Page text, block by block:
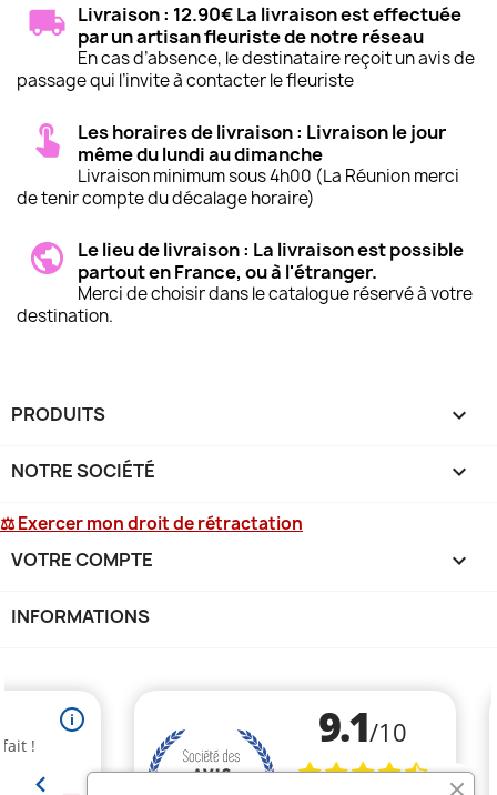
Livraison : 12.90€ La livraison est effectuée
par un artisan fleuriste de notre réseau
En cas d’absence, le destinataire reçoit un avis de
passage qui l’invite à contacter le fleuriste
Les horaires de livraison : Livraison le jour
même du lundi au dimanche
Livraison minimum sous 4h00 (La Réunion merci
de tenir compte du décalage horaire)
Le lieu de livraison : La livraison est possible
partout en France, ou à l'étranger.
Merci de choisir dans le catalogue réservé à votre
destination.
PRODUITS 
NOTRE SOCIÉTÉ 
⚖ Exercer mon droit de rétractation
VOTRE COMPTE 
INFORMATIONS